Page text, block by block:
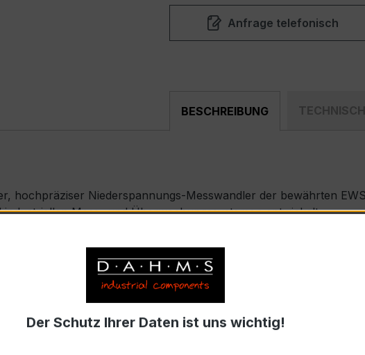
Anfrage telefonisch
BESCHREIBUNG
hochpräziser Niederspannungs-Messwandler der bewährten
Mess- und Überwachungssystemen entwickelt.
31.5
150 A, Sekundärnennstrom 5 A)
2 bzw. DIN EN 61869-2)
Ø 31 mm (Fensterdurchführung)
Der Schutz Ihrer Daten ist uns wichtig!